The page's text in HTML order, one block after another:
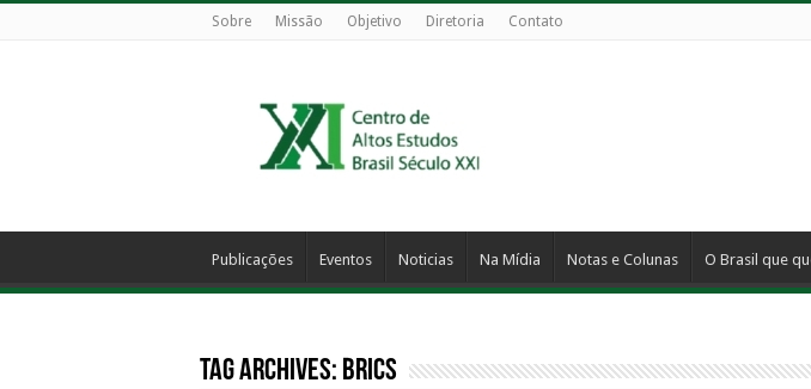
Sobre Missão Objetivo Diretoria Contato
Publicações Eventos Noticias Na Mídia Notas e Colunas O Brasil que
Tag Archives: brics